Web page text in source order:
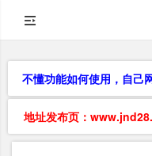
不懂功能如何使用，自己
地址发布页：